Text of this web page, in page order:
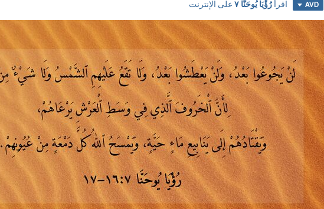
AVD اقرأرُؤْيَا يُوحَنَّا ٧ على الإنترنت